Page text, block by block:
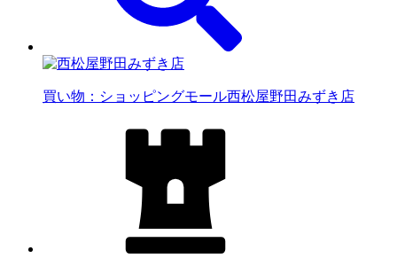
買い物：ショッピングモール西松屋野田みずき店